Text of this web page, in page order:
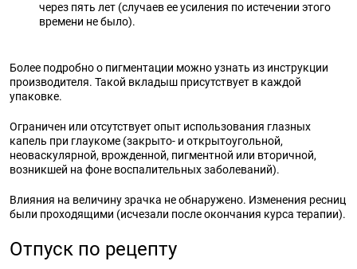
через пять лет (случаев ее усиления по истечении этого
времени не было).
Более подробно о пигментации можно узнать из инструкции
производителя. Такой вкладыш присутствует в каждой
упаковке.
Ограничен или отсутствует опыт использования глазных
капель при глаукоме (закрыто- и открытоугольной,
неоваскулярной, врожденной, пигментной или вторичной,
возникшей на фоне воспалительных заболеваний).
Влияния на величину зрачка не обнаружено. Изменения ресниц
были проходящими (исчезали после окончания курса терапии).
Отпуск по рецепту